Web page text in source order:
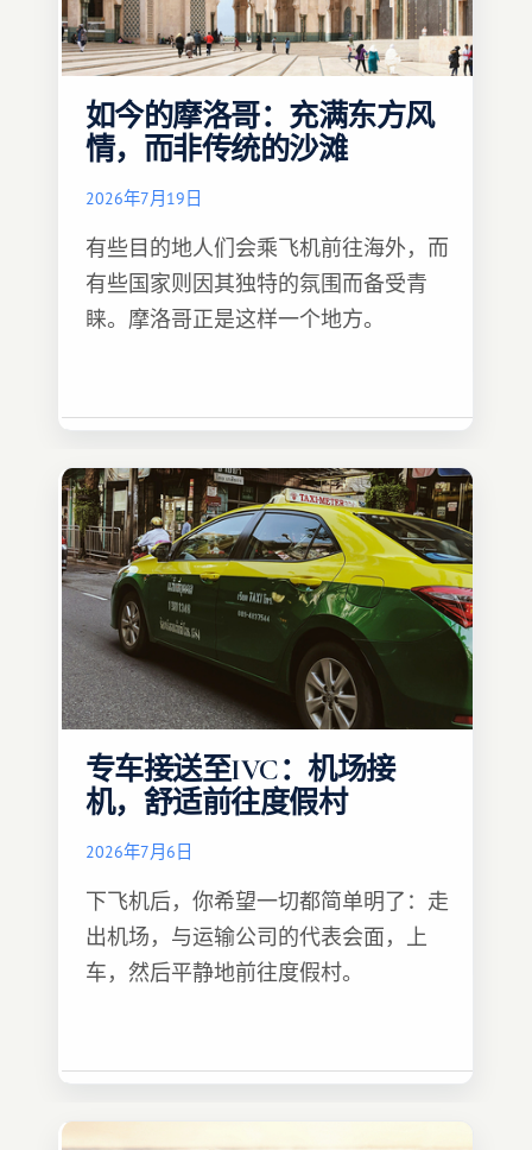
如今的摩洛哥：充满东方风
情，而非传统的沙滩
2026年7月19日
有些目的地人们会乘飞机前往海外，而
有些国家则因其独特的氛围而备受青
睐。摩洛哥正是这样一个地方。
专车接送至IVC：机场接
机，舒适前往度假村
2026年7月6日
下飞机后，你希望一切都简单明了：走
出机场，与运输公司的代表会面，上
车，然后平静地前往度假村。